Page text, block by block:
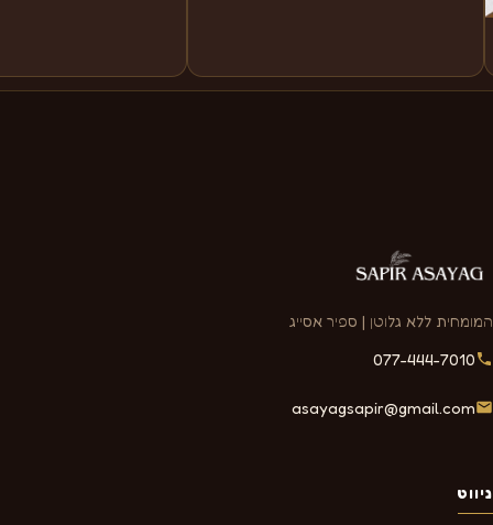
המומחית ללא גלוטן | ספיר אסייג
077-444-7010
asayagsapir@gmail.com
ניווט